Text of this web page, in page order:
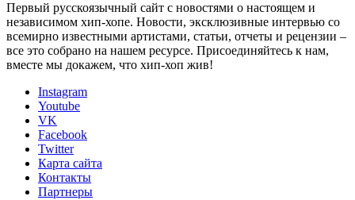
Первый русскоязычный сайт с новостями о настоящем и
независимом хип-хопе. Новости, эксклюзивные интервью со
всемирно известными артистами, статьи, отчеты и рецензии –
все это собрано на нашем ресурсе. Присоединяйтесь к нам,
вместе мы докажем, что хип-хоп жив!
Instagram
Youtube
VK
Facebook
Twitter
Карта сайта
Контакты
Партнеры